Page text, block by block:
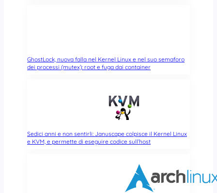
GhostLock, nuova falla nel Kernel Linux e nel suo semaforo
dei processi (mutex): root e fuga dai container
Sedici anni e non sentirli: Januscape colpisce il Kernel Linux
e KVM, e permette di eseguire codice sull’host